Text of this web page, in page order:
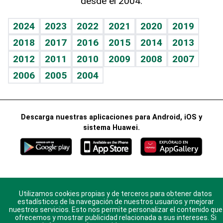
Vida y familia
Eñe
Celebrando la vida
Sin complejos
En pocas palabras
Escuchando al corazón
Economía Personal
BRV
TBT Deportivo
Más firmas
Guía del dinero
Horóscopos
Juegos
2024 2023 2022 2021 2020
2019
2018
2017 2016 2015 2014
2013
2012
2011 2010 2009 2008
2007
2006
2005 2004
Descarga nuestras aplicaciones para Android, iOS y
sistema Huawei.
Consulta elAviso Legal. Ponte enContactocon
nosotros y conoce más sobre Diario Libre
Utilizamos cookies propias y de terceros para obtener datos
estadísticos de la navegación de nuestros usuarios y mejorar
nuestros servicios. Esto nos permite personalizar el contenido que
ofrecemos y mostrar publicidad relacionada a sus intereses. Si